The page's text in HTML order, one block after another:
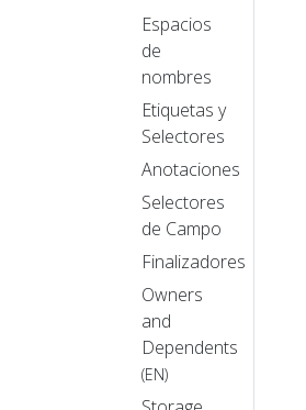
Espacios
de
nombres
Etiquetas y
Selectores
Anotaciones
Selectores
de Campo
Finalizadores
Owners
and
Dependents
(EN)